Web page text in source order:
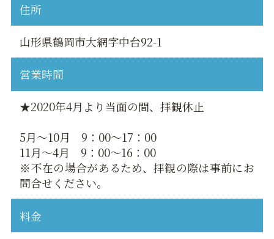
住所
山形県鶴岡市大網字中台92-1
営業時間
★2020年4月より当面の間、拝観休止
5月〜10月 9：00〜17：00
11月〜4月 9：00〜16：00
※不在の場合があるため、拝観の際は事前にお
問合せください。
料金